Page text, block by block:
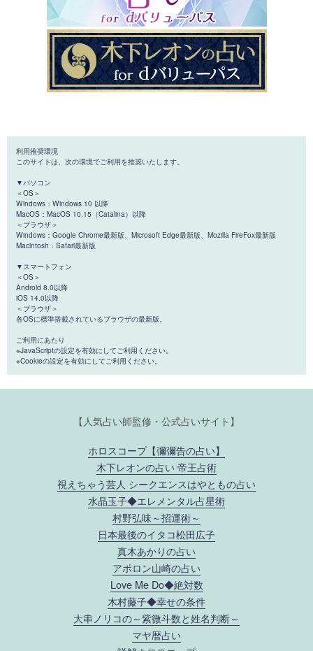
利用推奨環境
このサイトは、次の環境でご利用を推奨いたします。
▼パソコン
＜OS＞
Windows：Windows 10 以降
MacOS：MacOS 10.15（Catalina）以降
＜ブラウザ＞
Windows：Google Chrome最新版、Microsoft Edge最新版、Mozilla FireFox最新版
Macintosh：Safari最新版
▼スマートフォン
＜OS＞
Android 8.0以降
iOS 14.0以降
＜ブラウザ＞
各OSに標準搭載されているブラウザの最新版。
ご利用にあたり
※JavaScriptの設定を有効にしてご利用ください。
※Cookieの設定を有効にしてご利用ください。
【人気占い師監修・公式占いサイト】
ホロスコープ【彌彌告の占い】
木下レオンの占い 帝王占術
視えちゃう芸人 シークエンスはやともの占い
水晶玉子◆エレメンタル占星術
村野弘味～招運術～
日本最後のイタコ松田広子
真木あかりの占い
アポロン山崎の占い
Love Me Do◆絶対数
木村藤子◆幸せの条件
大串ノリコの～紫微斗数と姓名判断～
マヤ暦占い